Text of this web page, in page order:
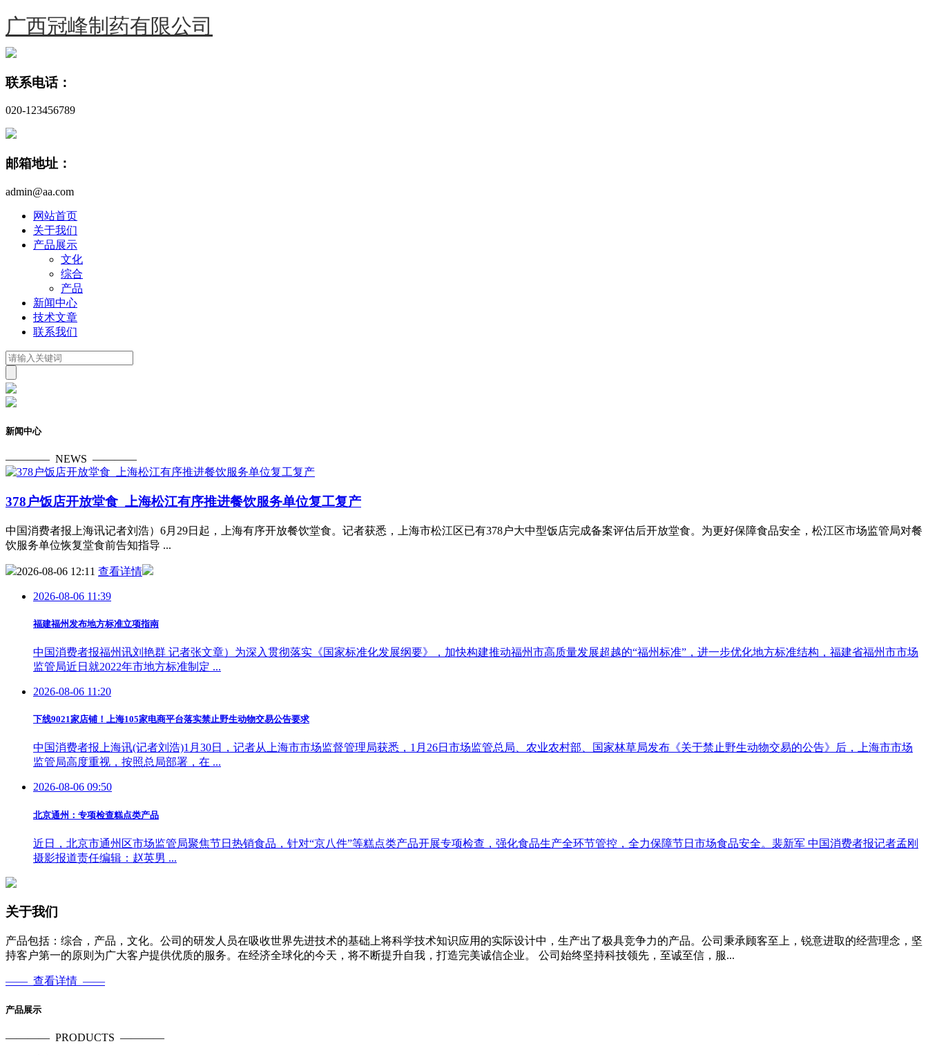
广西冠峰制药有限公司
联系电话：
020-123456789
邮箱地址：
admin@aa.com
网站首页
关于我们
产品展示
文化
综合
产品
新闻中心
技术文章
联系我们
新闻中心
———— NEWS ————
378户饭店开放堂食 上海松江有序推进餐饮服务单位复工复产
中国消费者报上海讯记者刘浩）6月29日起，上海有序开放餐饮堂食。记者获悉，上海市松江区已有378户大中型饭店完成备案评估后开放堂食。为更好保障食品安全，松江区市场监管局对餐
饮服务单位恢复堂食前告知指导 ...
2026-08-06 12:11 查看详情
2026-08-06 11:39
福建福州发布地方标准立项指南
中国消费者报福州讯刘艳群 记者张文章）为深入贯彻落实《国家标准化发展纲要》，加快构建推动福州市高质量发展超越的“福州标准”，进一步优化地方标准结构，福建省福州市市场
监管局近日就2022年市地方标准制定 ...
2026-08-06 11:20
下线9021家店铺！上海105家电商平台落实禁止野生动物交易公告要求
中国消费者报上海讯(记者刘浩)1月30日，记者从上海市市场监督管理局获悉，1月26日市场监管总局、农业农村部、国家林草局发布《关于禁止野生动物交易的公告》后，上海市市场
监管局高度重视，按照总局部署，在 ...
2026-08-06 09:50
北京通州：专项检查糕点类产品
近日，北京市通州区市场监管局聚焦节日热销食品，针对“京八件”等糕点类产品开展专项检查，强化食品生产全环节管控，全力保障节日市场食品安全。裴新军 中国消费者报记者孟刚
摄影报道责任编辑：赵英男 ...
关于我们
产品包括：综合，产品，文化。公司的研发人员在吸收世界先进技术的基础上将科学技术知识应用的实际设计中，生产出了极具竞争力的产品。公司秉承顾客至上，锐意进取的经营理念，坚
持客户第一的原则为广大客户提供优质的服务。在经济全球化的今天，将不断提升自我，打造完美诚信企业。 公司始终坚持科技领先，至诚至信，服...
—— 查看详情 ——
产品展示
———— PRODUCTS ————